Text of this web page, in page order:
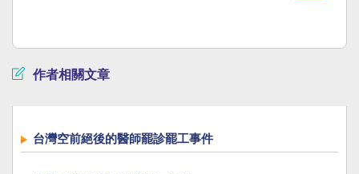
作者相關文章
台灣空前絕後的醫師罷診罷工事件